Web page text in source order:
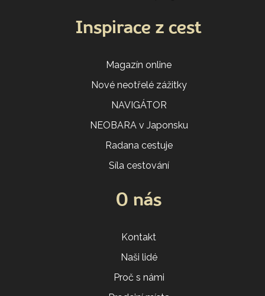
Inspirace z cest
Magazín online
Nové neotřelé zážitky
NAVIGÁTOR
NEOBARA v Japonsku
Radana cestuje
Síla cestování
O nás
Kontakt
Naši lidé
Proč s námi